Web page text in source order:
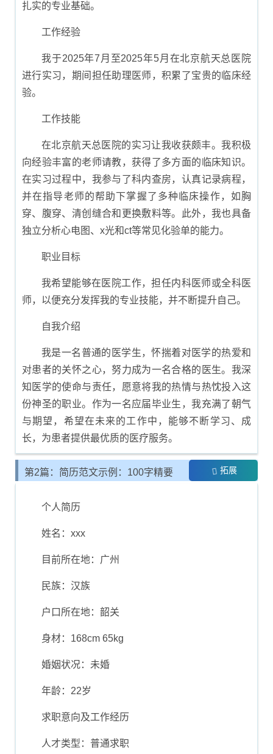
扎实的专业基础。
工作经验
我于2025年7月至2025年5月在北京航天总医院
进行实习，期间担任助理医师，积累了宝贵的临床经
验。
工作技能
在北京航天总医院的实习让我收获颇丰。我积极
向经验丰富的老师请教，获得了多方面的临床知识。
在实习过程中，我参与了科内查房，认真记录病程，
并在指导老师的帮助下掌握了多种临床操作，如胸
穿、腹穿、清创缝合和更换敷料等。此外，我也具备
独立分析心电图、x光和ct等常见化验单的能力。
职业目标
我希望能够在医院工作，担任内科医师或全科医
师，以便充分发挥我的专业技能，并不断提升自己。
自我介绍
我是一名普通的医学生，怀揣着对医学的热爱和
对患者的关怀之心，努力成为一名合格的医生。我深
知医学的使命与责任，愿意将我的热情与热忱投入这
份神圣的职业。作为一名应届毕业生，我充满了朝气
与期望，希望在未来的工作中，能够不断学习、成
长，为患者提供最优质的医疗服务。
第2篇：简历范文示例：100字精要 拓展
个人简历
姓名：xxx
目前所在地：广州
民族：汉族
户口所在地：韶关
身材：168cm 65kg
婚姻状况：未婚
年龄：22岁
求职意向及工作经历
人才类型：普通求职